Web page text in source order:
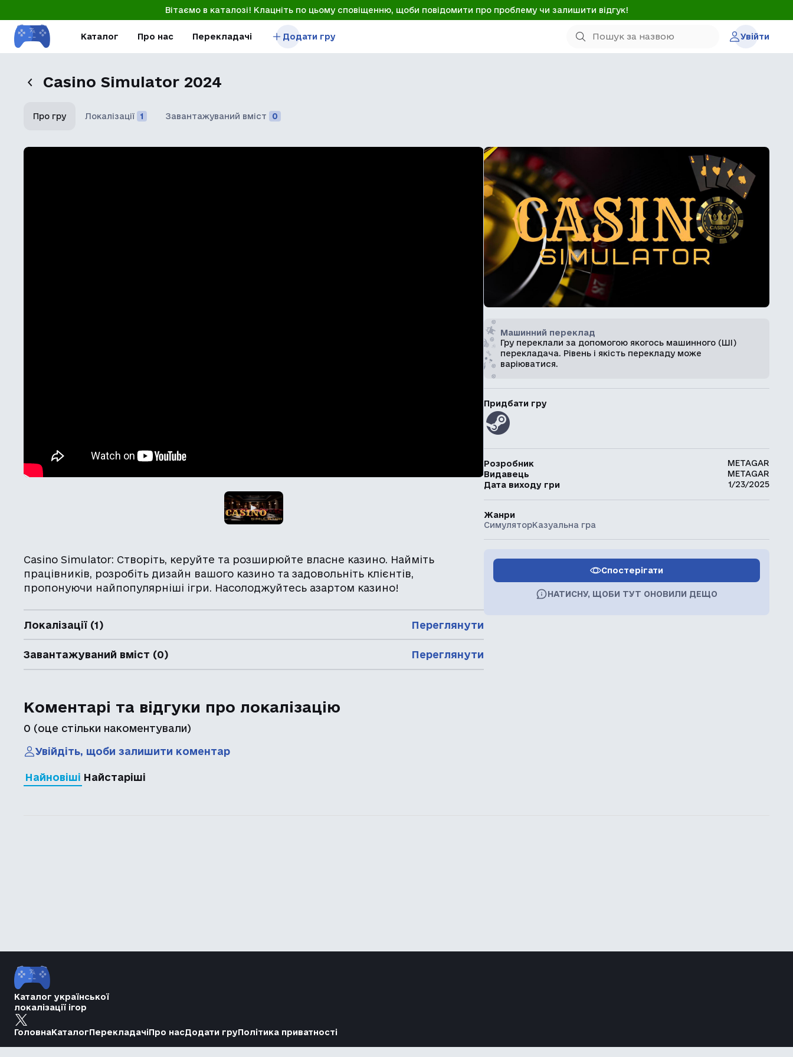
Вітаємо в каталозі! Клацніть по цьому сповіщенню, щоби повідомити про проблему чи залишити відгук!
Каталог Про нас Перекладачі Додати гру Увійти
Casino Simulator 2024
Про гру Локалізації 1 Завантажуваний вміст 0
Casino Simulator: Створіть, керуйте та розширюйте власне казино. Найміть
працівників, розробіть дизайн вашого казино та задовольніть клієнтів,
пропонуючи найпопулярніші ігри. Насолоджуйтесь азартом казино!
Локалізації (1) Переглянути
Завантажуваний вміст (0) Переглянути
Коментарі та відгуки про локалізацію
0 (оце стільки накоментували)
Увійдіть, щоби залишити коментар
Найновіші Найстаріші
Машинний переклад
Гру переклали за допомогою якогось машинного (ШІ)
перекладача. Рівень і якість перекладу може
варіюватися.
Придбати гру
Розробник
METAGAR
Видавець
METAGAR
Дата виходу гри
1/23/2025
Жанри
СимуляторКазуальна гра
Спостерігати
НАТИСНУ, ЩОБИ ТУТ ОНОВИЛИ ДЕЩО
Каталог української
локалізації ігор
ГоловнаКаталогПерекладачіПро насДодати груПолітика приватності